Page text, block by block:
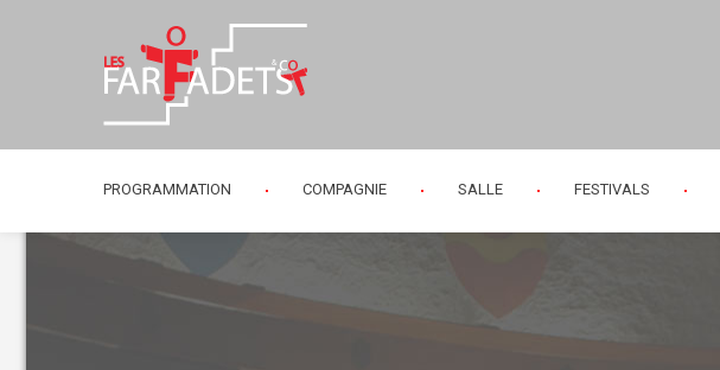
PROGRAMMATION COMPAGNIE SALLE FESTIVALS